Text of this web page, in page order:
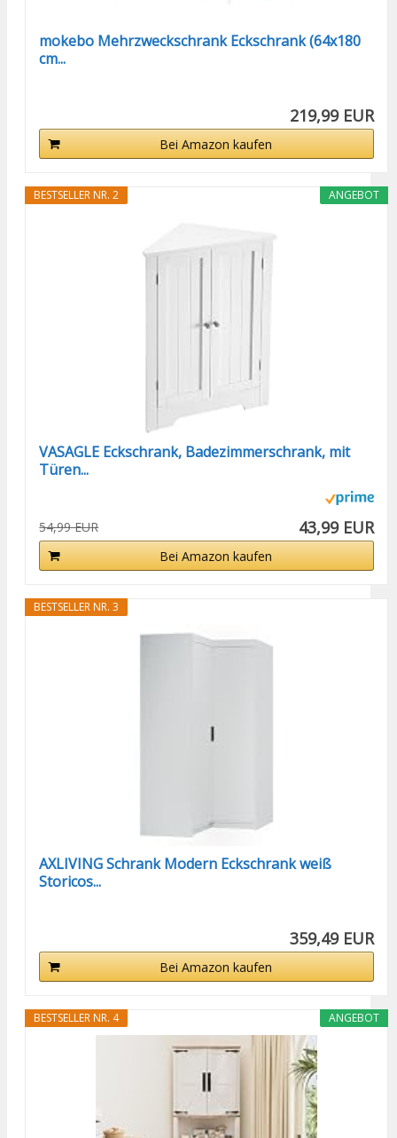
mokebo Mehrzweckschrank Eckschrank (64x180
cm...
219,99 EUR
Bei Amazon kaufen
ANGEBOT
BESTSELLER NR. 2
VASAGLE Eckschrank, Badezimmerschrank, mit
Türen...
54,99 EUR 43,99 EUR
Bei Amazon kaufen
BESTSELLER NR. 3
AXLIVING Schrank Modern Eckschrank weiß
Storicos...
359,49 EUR
Bei Amazon kaufen
ANGEBOT
BESTSELLER NR. 4